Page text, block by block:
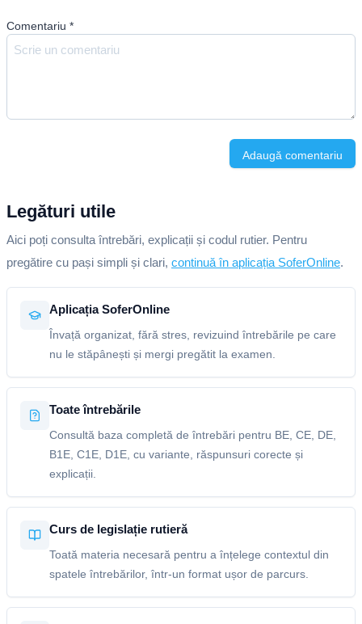
Comentariu *
Adaugă comentariu
Legături utile
Aici poți consulta întrebări, explicații și codul rutier. Pentru
pregătire cu pași simpli și clari, continuă în aplicația SoferOnline.
Aplicația SoferOnline
Învață organizat, fără stres, revizuind întrebările pe care
nu le stăpânești și mergi pregătit la examen.
Toate întrebările
Consultă baza completă de întrebări pentru BE, CE, DE,
B1E, C1E, D1E, cu variante, răspunsuri corecte și
explicații.
Curs de legislație rutieră
Toată materia necesară pentru a înțelege contextul din
spatele întrebărilor, într-un format ușor de parcurs.